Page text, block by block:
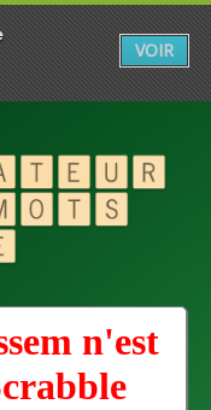
n'est
VOIR